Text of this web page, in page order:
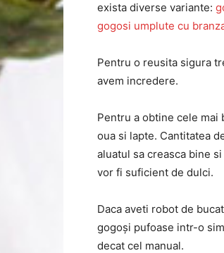
exista diverse variante:
gogosi umplute cu
Pentru o reusita sigura
avem incredere.
Pentru a obtine cele mai
oua si lapte. Cantitatea
aluatul sa creasca bine
vor fi suficient de dulci.
Daca aveti robot de
gogoși pufoase intr-o
decat cel manual.